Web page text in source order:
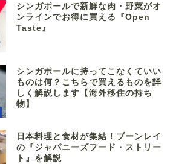
シンガポールで新鮮な肉・野菜がオ
ンラインでお得に買える『Open
Taste』
シンガポールに持ってこなくていい
ものは何？こちらで買えるものを詳
しく解説します【海外移住の持ち
物】
日本料理と食材が集結！ブーンレイ
の『ジャパニーズフード・ストリー
ト』を解説